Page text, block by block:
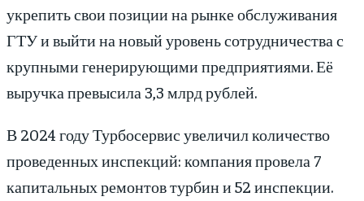
укрепить свои позиции на рынке обслуживания
ГТУ и выйти на новый уровень сотрудничества с
крупными генерирующими предприятиями. Её
выручка превысила 3,3 млрд рублей.
В 2024 году Турбосервис увеличил количество
проведенных инспекций: компания провела 7
капитальных ремонтов турбин и 52 инспекции.